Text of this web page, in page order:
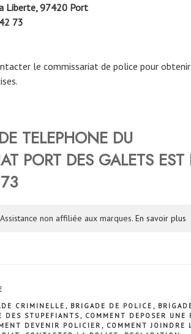
Liberte, 97420 Port
73
le commissariat de police pour
TELEPHONE DU
PORT DES GALETS EST
non affiliée aux marques. En savoir plus
CRIMINELLE , BRIGADE DE POLICE ,
DES STUPEFIANTS, COMMENT DEPOSER UNE
DEVENIR POLICIER , COMMENT JOINDRE